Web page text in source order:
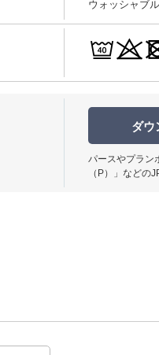
ウォッシャブ
ダウ
パースやプラン
（P）」などの